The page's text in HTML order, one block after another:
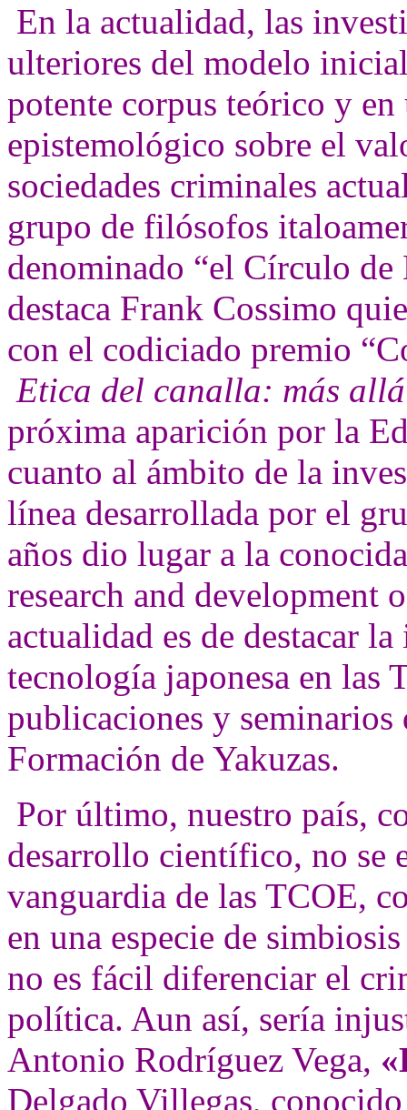
En la actualidad, las
ulteriores del modelo
potente corpus teórico y en
epistemológico sobre el
sociedades criminales
grupo de filósofos
denominado “el Círculo
destaca Frank Cossimo
con el codiciado premio
Etica del canalla: más
próxima aparición por la
cuanto al ámbito de la
línea desarrollada por el
años dio lugar a la
research and development
actualidad es de destacar
tecnología japonesa en las
publicaciones y
Formación de Yakuzas.
Por último, nuestro país,
desarrollo científico, no se
vanguardia de las TCOE,
en una especie de
no es fácil diferenciar el
política. Aun así, sería
Antonio Rodríguez Vega,
Delgado Villegas,